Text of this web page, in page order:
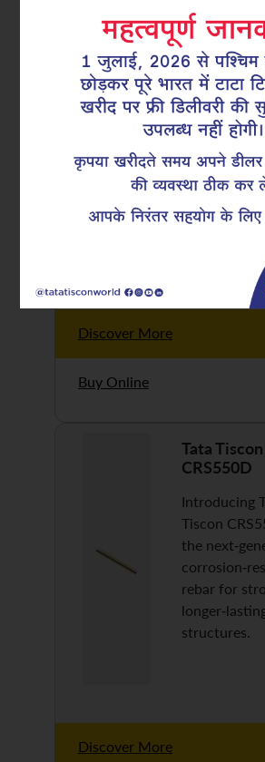
Tata
Ultima
Tata Tiscon
are highly
and possess
uniform
high…
Discover More
Buy Online
Tata Tiscon
CRS550D
Introducing
Tiscon
the next-
corrosion-
rebar for
longer-
structures.
Discover More